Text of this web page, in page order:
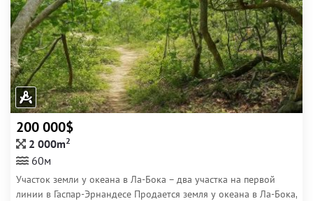
200 000$
2 000m2
60м
Участок земли у океана в Ла-Бока – два участка на первой
линии в Гаспар-Эрнандесе Продается земля у океана в Ла-Бока,